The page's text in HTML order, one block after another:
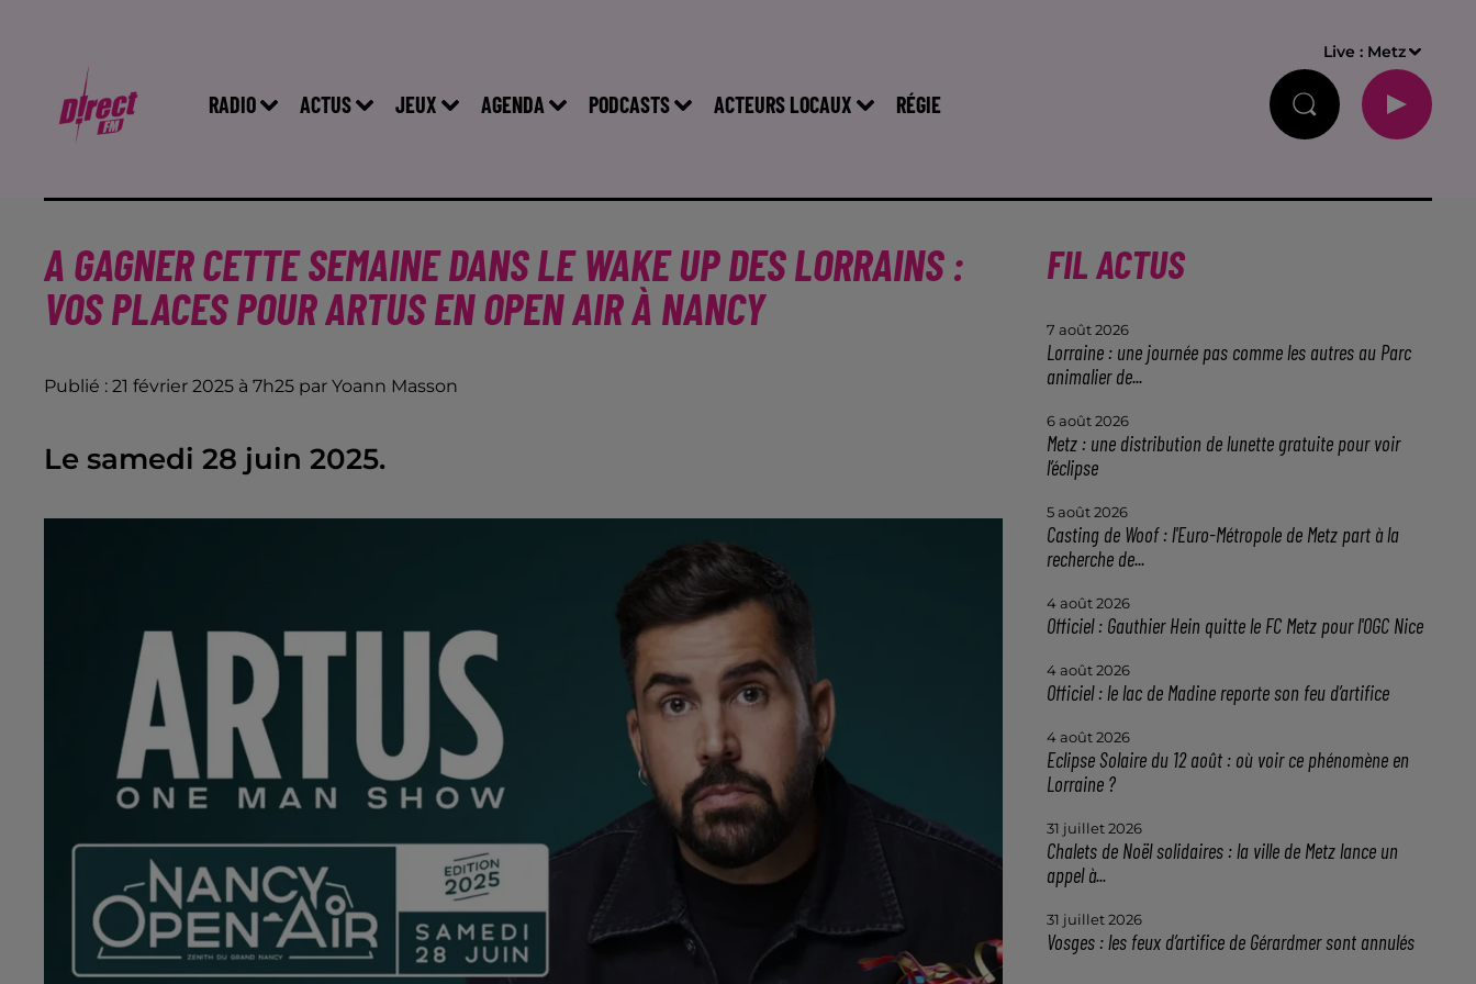
RADIO ACTUS JEUX AGENDA PODCASTS ACTEURS LOCAUX RÉGIE
Live : Metz
A GAGNER CETTE SEMAINE DANS LE WAKE UP DES LORRAINS :
VOS PLACES POUR ARTUS EN OPEN AIR À NANCY
Publié : 21 février 2025 à 7h25 par Yoann Masson
Le samedi 28 juin 2025.
FIL ACTUS
7 août 2026
Lorraine : une journée pas comme les autres au Parc
animalier de...
6 août 2026
Metz : une distribution de lunette gratuite pour voir
l’éclipse
5 août 2026
Casting de Woof : l'Euro-Métropole de Metz part à la
recherche de...
4 août 2026
Officiel : Gauthier Hein quitte le FC Metz pour l'OGC Nice
4 août 2026
Officiel : le lac de Madine reporte son feu d’artifice
4 août 2026
Eclipse Solaire du 12 août : où voir ce phénomène en
Lorraine ?
31 juillet 2026
Chalets de Noël solidaires : la ville de Metz lance un
appel à...
31 juillet 2026
Vosges : les feux d’artifice de Gérardmer sont annulés